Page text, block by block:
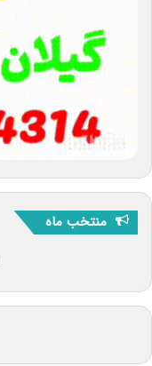
منتخب ماه